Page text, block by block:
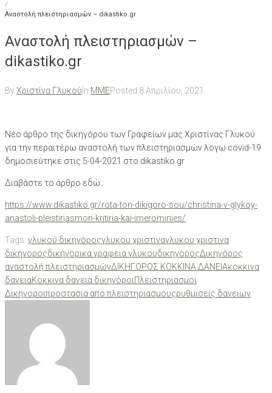
/
Αναστολή πλειστηριασμών – dikastiko.gr
Αναστολή πλειστηριασμών –
dikastiko.gr
ByΧριστίνα Γλυκού In ΜΜΕPosted 8 Απριλίου, 2021
Νέο άρθρο της δικηγόρου των Γραφείων μας Χριστίνας Γλυκού
για την περαιτέρω αναστολή των πλειστηριασμών λογω covid-19
δημοσιεύτηκε στις 5-04-2021 στο dikastiko.gr
Διαβάστε το άρθρο εδώ :
https://www.dikastiko.gr/rota-ton-dikigoro-sou/christina-v-glykoy-
anastoli-pleistiriasmon-kritiria-kai-imerominies/
Tags: γλυκού δικηγόροςγλυκου χριστιναγλυκου χριστινα
δικηγοροςδικηγορικα γραφεια γλυκουδικηγόροςΔικηγόρος
αναστολή πλειστηριασμώνΔΙΚΗΓΟΡΟΣ ΚΟΚΚΙΝΑ ΔΑΝΕΙΑκοκκινα
δανειαΚοκκινα δανεια δικηγόροι Πλειστηριασμοι
Δικηγοροιπροστασια απο πλειστηριασμουςρυθμισεις δανειων